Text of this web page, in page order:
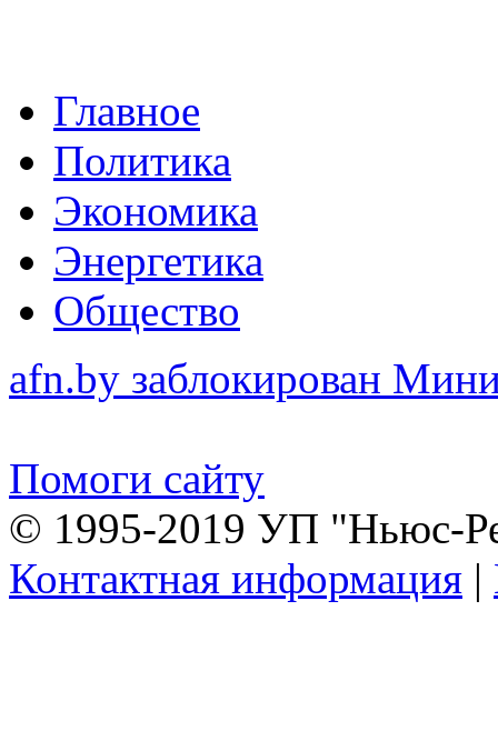
Главное
Политика
Экономика
Энергетика
Общество
afn.by заблокирован
Помоги сайту
© 1995-2019 УП "Ньюс-
Контактная информация |